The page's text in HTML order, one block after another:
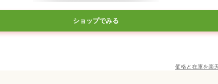
ショップでみる
価格と在庫を楽